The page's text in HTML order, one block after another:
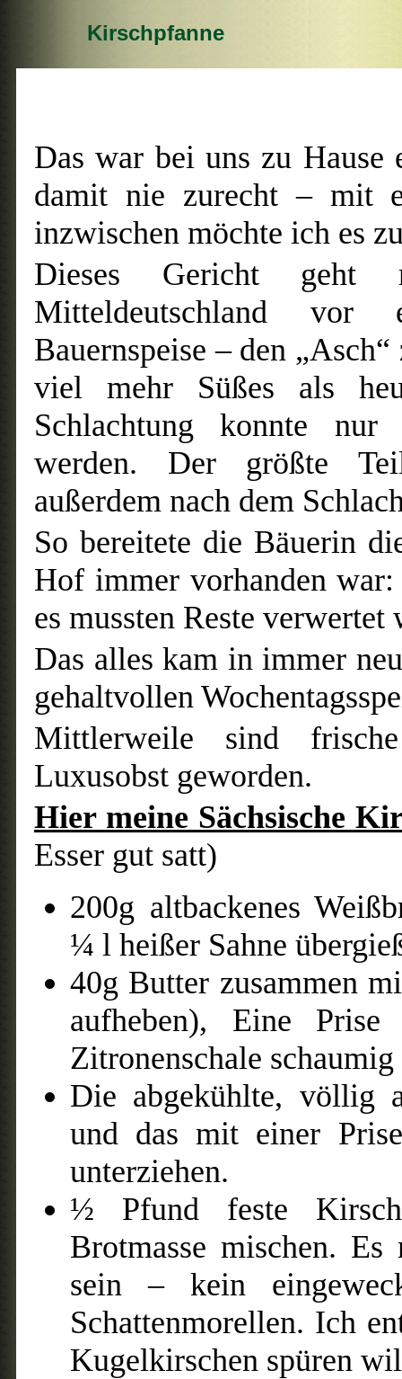
Kirschpfanne
Das war bei uns zu
damit nie zurecht – mit
inzwischen möchte ich es
Dieses Gericht
Mitteldeutschland vor
Bauernspeise – den
viel mehr Süßes als
Schlachtung konnte
werden. Der größte
außerdem nach dem
So bereitete die Bäuerin
Hof immer vorhanden
es mussten Reste
Das alles kam in immer
gehaltvollen
Mittlerweile sind
Luxusobst geworden.
Hier meine Sächsische
Esser gut satt)
200g altbackenes
¼ l heißer Sahne
40g Butter zusammen
aufheben), Eine
Zitronenschale
Die abgekühlte, völlig
und das mit einer
unterziehen.
½ Pfund feste
Brotmasse mischen. Es
sein – kein
Schattenmorellen. Ich
Kugelkirschen spüren